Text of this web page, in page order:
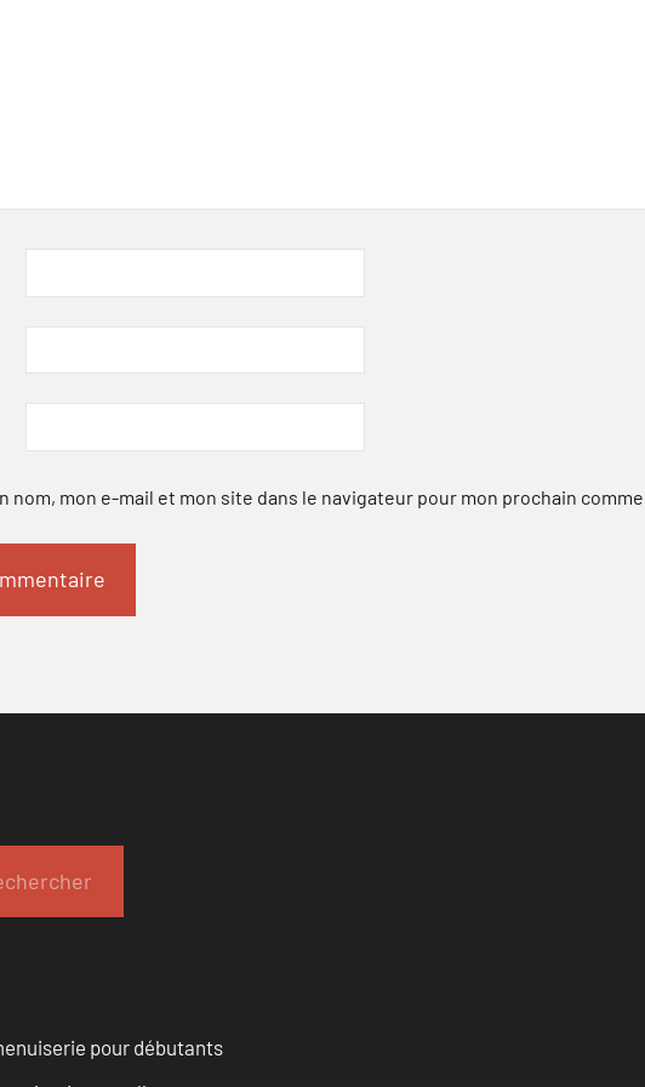
nom, mon e-mail et mon site dans le navigateur pour mon prochain
pour débutants